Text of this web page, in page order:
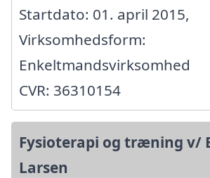
Startdato: 01. april 2015,
Virksomhedsform:
Enkeltmandsvirksomhed
CVR: 36310154
Fysioterapi og træning v/
Larsen